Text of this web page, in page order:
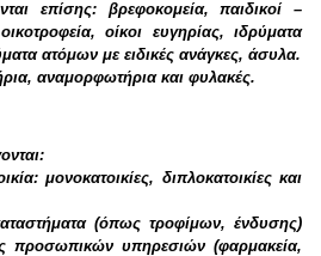
επίσης: βρεφοκομεία, παιδικοί –
οίκοι ευγηρίας, ιδρύματα
ατόμων με ειδικές ανάγκες, άσυλα.
αναμορφωτήρια και φυλακές.
μονοκατοικίες, διπλοκατοικίες και
(όπως τροφίμων, ένδυσης)
προσωπικών υπηρεσιών (φαρμακεία,